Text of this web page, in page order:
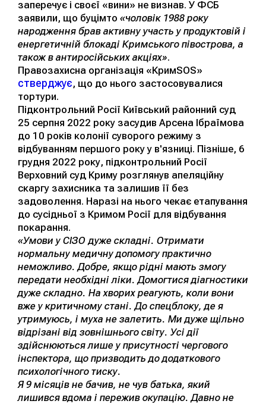
заперечує і своєї «вини» не визнав. У ФСБ
заявили, що буцімто «чоловік 1988 року
народження брав активну участь у продуктовій і
енергетичній блокаді Кримського півострова, а
також в антиросійських акціях».
Правозахисна організація «КримSOS»
стверджує, що до нього застосовувалися
тортури.
Підконтрольний Росії Київський районний суд
25 серпня 2022 року засудив Арсена Ібраїмова
до 10 років колонії суворого режиму з
відбуванням першого року у в'язниці. Пізніше, 6
грудня 2022 року, підконтрольний Росії
Верховний суд Криму розглянув апеляційну
скаргу захисника та залишив її без
задоволення. Наразі на нього чекає етапування
до сусідньої з Кримом Росії для відбування
покарання.
«Умови у СІЗО дуже складні. Отримати
нормальну медичну допомогу практично
неможливо. Добре, якщо рідні мають змогу
передати необхідні ліки. Домогтися діагностики
дуже складно. На хворих реагують, коли вони
вже у критичному стані. До спецблоку, де я
утримуюсь, і муха не залетить. Ми дуже щільно
відрізані від зовнішнього світу. Усі дії
здійснюються лише у присутності чергового
інспектора, що призводить до додаткового
психологічного тиску.
Я 9 місяців не бачив, не чув батька, який
лишився вдома і пережив окупацію. Давно не